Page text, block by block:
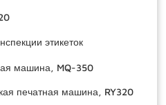
этикеток
машина, MQ-350
печатная машина, RY320